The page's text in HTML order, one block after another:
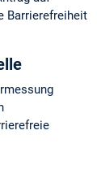
Barrierefreiheit